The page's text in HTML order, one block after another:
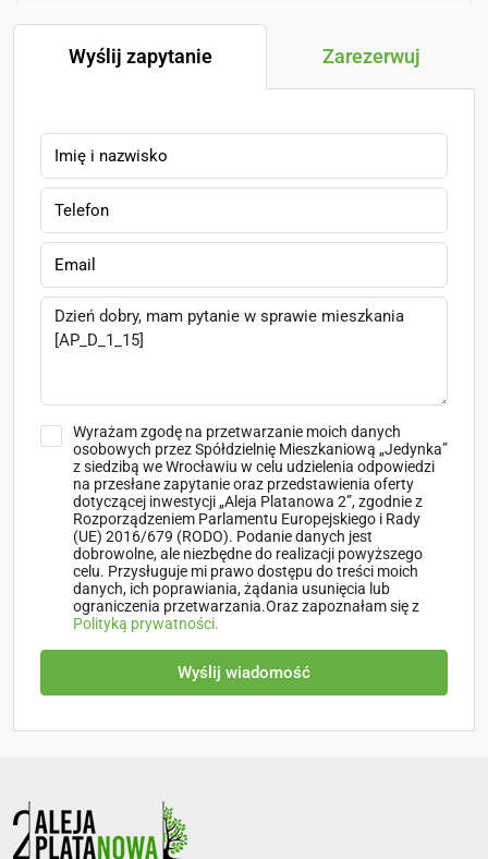
Wyślij zapytanie Zarezerwuj
Wyrażam zgodę na przetwarzanie moich danych
osobowych przez Spółdzielnię Mieszkaniową „Jedynka”
z siedzibą we Wrocławiu w celu udzielenia odpowiedzi
na przesłane zapytanie oraz przedstawienia oferty
dotyczącej inwestycji „Aleja Platanowa 2”, zgodnie z
Rozporządzeniem Parlamentu Europejskiego i Rady
(UE) 2016/679 (RODO). Podanie danych jest
dobrowolne, ale niezbędne do realizacji powyższego
celu. Przysługuje mi prawo dostępu do treści moich
danych, ich poprawiania, żądania usunięcia lub
ograniczenia przetwarzania.Oraz zapoznałam się z
Polityką prywatności.
Wyślij wiadomość